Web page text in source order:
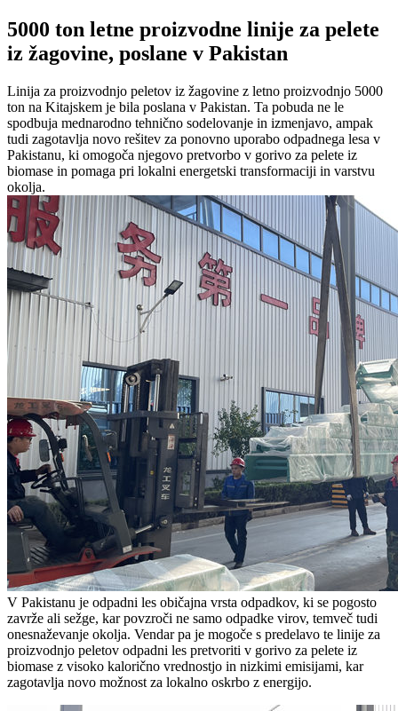
5000 ton letne proizvodne linije za pelete
iz žagovine, poslane v Pakistan
Linija za proizvodnjo peletov iz žagovine z letno proizvodnjo 5000
ton na Kitajskem je bila poslana v Pakistan. Ta pobuda ne le
spodbuja mednarodno tehnično sodelovanje in izmenjavo, ampak
tudi zagotavlja novo rešitev za ponovno uporabo odpadnega lesa v
Pakistanu, ki omogoča njegovo pretvorbo v gorivo za pelete iz
biomase in pomaga pri lokalni energetski transformaciji in varstvu
okolja.
V Pakistanu je odpadni les običajna vrsta odpadkov, ki se pogosto
zavrže ali sežge, kar povzroči ne samo odpadke virov, temveč tudi
onesnaževanje okolja. Vendar pa je mogoče s predelavo te linije za
proizvodnjo peletov odpadni les pretvoriti v gorivo za pelete iz
biomase z visoko kalorično vrednostjo in nizkimi emisijami, kar
zagotavlja novo možnost za lokalno oskrbo z energijo.